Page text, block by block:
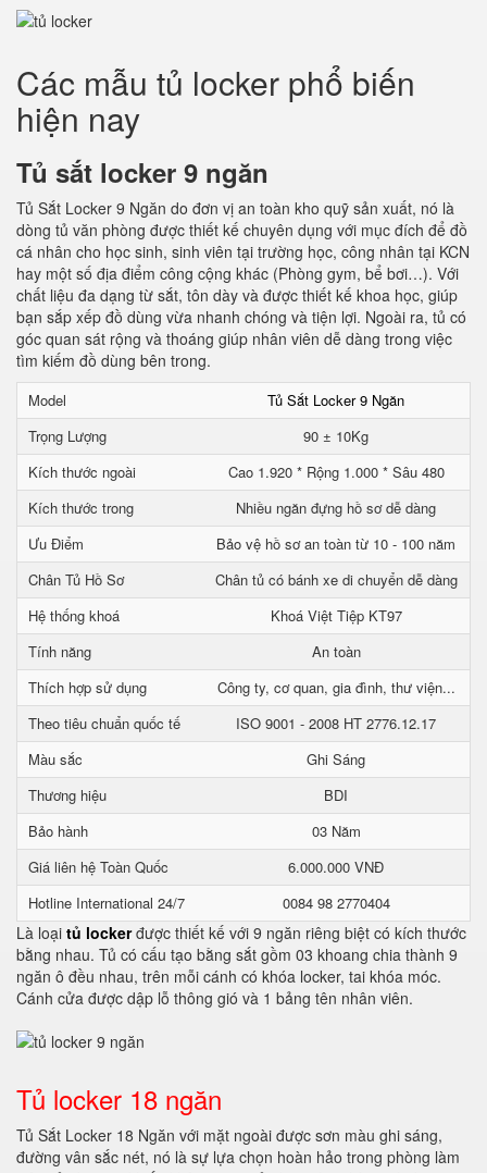
Các mẫu tủ locker phổ biến
hiện nay
Tủ sắt locker 9 ngăn
Tủ Sắt Locker 9 Ngăn do đơn vị an toàn kho quỹ sản xuất, nó là
dòng tủ văn phòng được thiết kế chuyên dụng với mục đích để đồ
cá nhân cho học sinh, sinh viên tại trường học, công nhân tại KCN
hay một số địa điểm công cộng khác (Phòng gym, bể bơi…). Với
chất liệu đa dạng từ sắt, tôn dày và được thiết kế khoa học, giúp
bạn sắp xếp đồ dùng vừa nhanh chóng và tiện lợi. Ngoài ra, tủ có
góc quan sát rộng và thoáng giúp nhân viên dễ dàng trong việc
tìm kiếm đồ dùng bên trong.
Model
Tủ Sắt Locker 9 Ngăn
Trọng Lượng
90 ± 10Kg
Kích thước ngoài
Cao 1.920 * Rộng 1.000 * Sâu 480
Kích thước trong
Nhiều ngăn đựng hồ sơ dễ dàng
Ưu Điểm
Bảo vệ hồ sơ an toàn từ 10 - 100 năm
Chân Tủ Hồ Sơ
Chân tủ có bánh xe di chuyển dễ dàng
Hệ thống khoá
Khoá Việt Tiệp KT97
Tính năng
An toàn
Thích hợp sử dụng
Công ty, cơ quan, gia đình, thư viện...
Theo tiêu chuẩn quốc tế
ISO 9001 - 2008 HT 2776.12.17
Màu sắc
Ghi Sáng
Thương hiệu
BDI
Bảo hành
03 Năm
Giá liên hệ Toàn Quốc
6.000.000 VNĐ
Hotline International 24/7
0084 98 2770404
Là loại tủ lockerđược thiết kế với 9 ngăn riêng biệt có kích thước
bằng nhau. Tủ có cấu tạo bằng sắt gồm 03 khoang chia thành 9
ngăn ô đều nhau, trên mỗi cánh có khóa locker, tai khóa móc.
Cánh cửa được dập lỗ thông gió và 1 bảng tên nhân viên.
Tủ locker 18 ngăn
Tủ Sắt Locker 18 Ngăn với mặt ngoài được sơn màu ghi sáng,
đường vân sắc nét, nó là sự lựa chọn hoàn hảo trong phòng làm